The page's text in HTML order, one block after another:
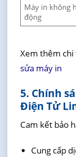
Máy in không
động
Xem thêm
sửa máy in
5. Chính
Điện Tử
Cam kết bảo
Cung cấp